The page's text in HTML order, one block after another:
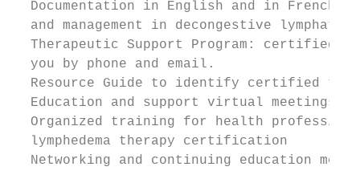
Documentation in English and in French
and management in decongestive lymphatic
Therapeutic Support Program: certified
  you by phone and email.
Resource Guide to identify certified
Education and support virtual meetings
Organized training for health
  lymphedema therapy certification
Networking and continuing education